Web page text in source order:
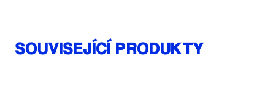
SOUVISEJÍCÍ PRODUKTY